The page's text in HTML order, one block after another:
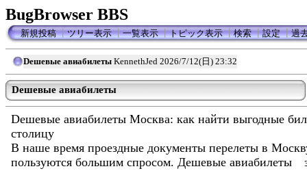
BugBrowser BBS
新規投稿┃ツリー表示┃一覧表示┃トピック表示┃検索┃設定┃過
Dешевые авиабилеты KennethJed 2026/7/12(日) 23:32
Dешевые авиабилеты
Dешевые авиабилеты Москва: как найти выгодные
столицу
В наше время проездные документы перелеты в
пользуются большим спросом. Дешевые авиабилеты